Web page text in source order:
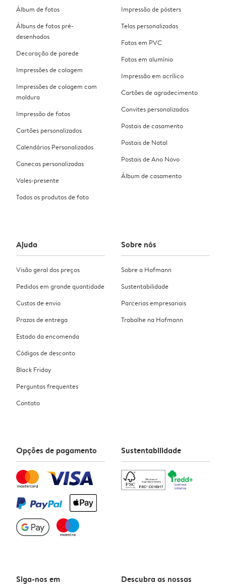
Álbum de fotos
Álbuns de fotos pré-
desenhados
Decoração de parede
Impressões de colagem
Impressões de colagem com
moldura
Impressão de fotos
Cartões personalizados
Calendários Personalizados
Canecas personalizadas
Vales-presente
Todos os produtos de foto
Impressão de pósters
Telas personalizadas
Fotos em PVC
Fotos em alumínio
Impressão em acrílico
Cartões de agradecimento
Convites personalizados
Postais de casamento
Postais de Natal
Postais de Ano Novo
Álbum de casamento
Ajuda
Visão geral dos preços
Pedidos em grande quantidade
Custos de envio
Prazos de entrega
Estado da encomenda
Códigos de desconto
Black Friday
Perguntas frequentes
Contato
Sobre nós
Sobre a Hofmann
Sustentabilidade
Parcerias empresariais
Trabalhe na Hofmann
Opções de pagamento Sustentabilidade
Siga-nos em
Descubra as nossas